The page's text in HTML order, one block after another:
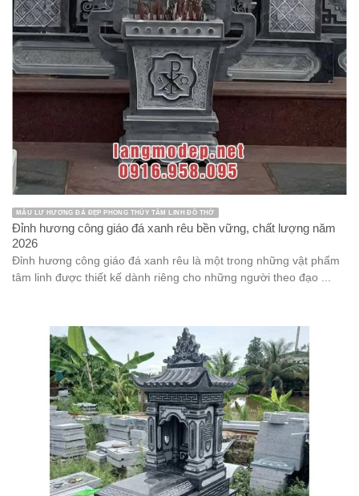
MẪU LƯ HƯƠNG ĐÁ ĐẸP PHONG THỦY TÂM LINH ĐỒ THỜ
Đỉnh hương công giáo đá xanh rêu bền vững, chất lượng năm
2026
Đỉnh hương công giáo đá xanh rêu là một trong những vật phẩm
tâm linh được thiết kế dành riêng cho những người theo đạo ...